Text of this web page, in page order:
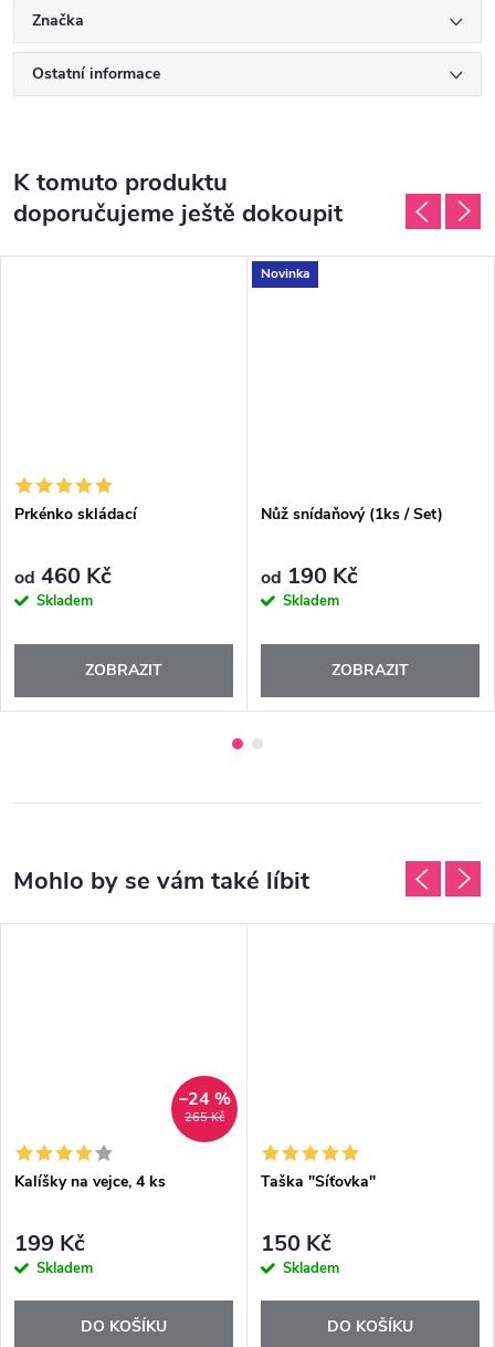
Značka
Ostatní informace
K tomuto produktu
doporučujeme ještě dokoupit
Prkénko skládací
od 460 Kč
Skladem
ZOBRAZIT
Novinka
Nůž snídaňový (1ks / Set)
od 190 Kč
Skladem
ZOBRAZIT
265 Kč
–24 %
Kalíšky na vejce, 4 ks
199 Kč
Skladem
DO KOŠÍKU
Taška "Síťovka"
150 Kč
Skladem
DO KOŠÍKU